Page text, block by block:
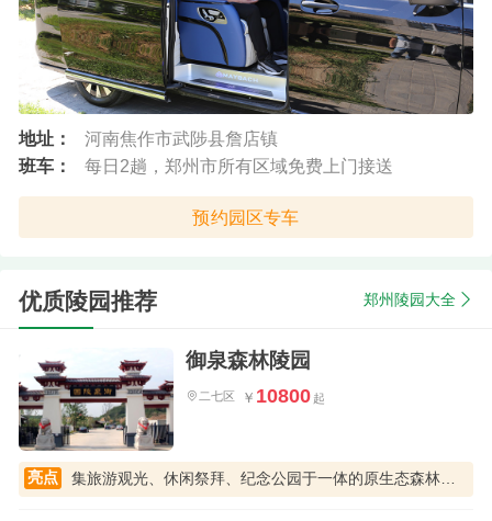
地址：
河南焦作市武陟县詹店镇
班车：
每日2趟，郑州市所有区域免费上门接送
预约园区专车
优质陵园推荐 郑州陵园大全
御泉森林陵园
二七区 10800
亮点 集旅游观光、休闲祭拜、纪念公园于一体的原生态森林陵园